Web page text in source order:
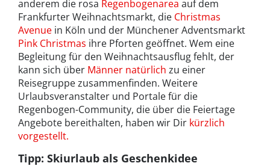
anderem die rosa Regenbogenarea auf dem
Frankfurter Weihnachtsmarkt, die Christmas
Avenue in Köln und der Münchener Adventsmarkt
Pink Christmas ihre Pforten geöffnet. Wem eine
Begleitung für den Weihnachtsausflug fehlt, der
kann sich über Männer natürlich zu einer
Reisegruppe zusammenfinden. Weitere
Urlaubsveranstalter und Portale für die
Regenbogen-Community, die über die Feiertage
Angebote bereithalten, haben wir Dir kürzlich
vorgestellt.
Tipp: Skiurlaub als Geschenkidee